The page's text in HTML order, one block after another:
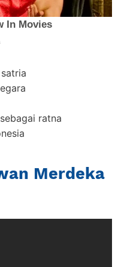
ratna
Merdeka